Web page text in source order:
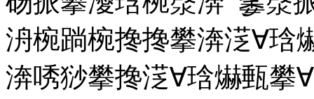
洀椀䠀椀搀搀攀渀㴀∀琀
渀唀猀攀搀㴀∀琀爀甀